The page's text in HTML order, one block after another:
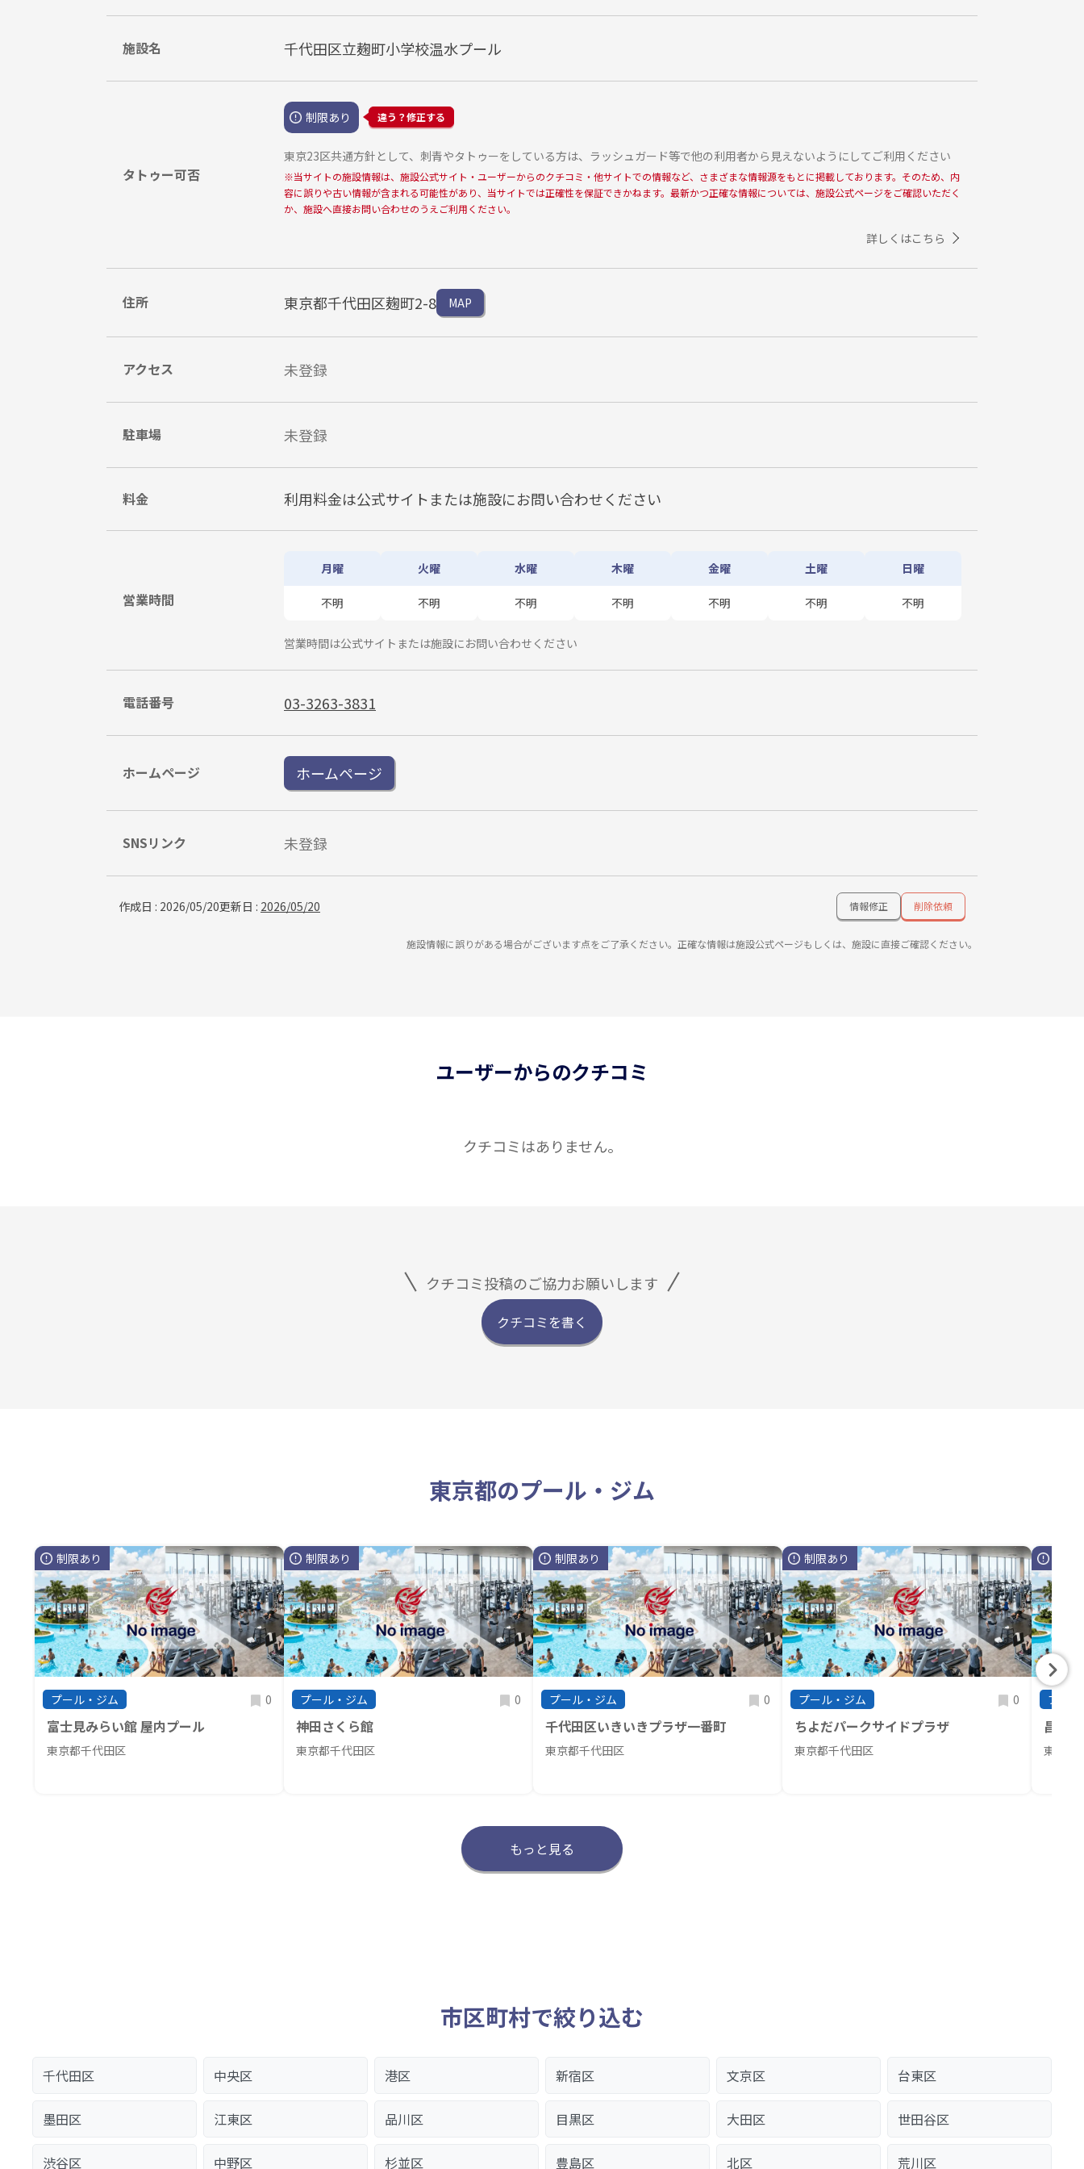
施設名 千代田区立麹町小学校温水プール
タトゥー可否
制限あり 違う？修正する
東京23区共通方針として、刺青やタトゥーをしている方は、ラッシュガード等で他の利用者から見えないようにしてご利用ください
※当サイトの施設情報は、施設公式サイト・ユーザーからのクチコミ・他サイトでの情報など、さまざまな情報源をもとに掲載しております。そのため、内
容に誤りや古い情報が含まれる可能性があり、当サイトでは正確性を保証できかねます。最新かつ正確な情報については、施設公式ページをご確認いただく
か、施設へ直接お問い合わせのうえご利用ください。
詳しくはこちら
住所 東京都千代田区麹町2-8 MAP
アクセス 未登録
駐車場 未登録
料金 利用料金は公式サイトまたは施設にお問い合わせください
営業時間
月曜
不明
火曜
不明
水曜
不明
木曜
不明
金曜
不明
土曜
不明
日曜
不明
営業時間は公式サイトまたは施設にお問い合わせください
電話番号 03-3263-3831
ホームページ ホームページ
SNSリンク 未登録
作成日 : 2026/05/20更新日 : 2026/05/20 情報修正 削除依頼
施設情報に誤りがある場合がございます点をご了承ください。正確な情報は施設公式ページもしくは、施設に直接ご確認ください。
ユーザーからのクチコミ
クチコミはありません。
クチコミ投稿のご協力お願いします
クチコミを書く
東京都のプール・ジム
制限あり
プール・ジム 0
富士見みらい館 屋内プール
東京都千代田区
制限あり
プール・ジム 0
神田さくら館
東京都千代田区
制限あり
プール・ジム 0
千代田区いきいきプラザ一番町
東京都千代田区
制限あり
プール・ジム 0
ちよだパークサイドプラザ
東京都千代田区
プー
昌平
東京都
もっと見る
市区町村で絞り込む
千代田区 中央区 港区 新宿区 文京区 台東区
墨田区 江東区 品川区 目黒区 大田区 世田谷区
渋谷区 中野区 杉並区 豊島区 北区 荒川区